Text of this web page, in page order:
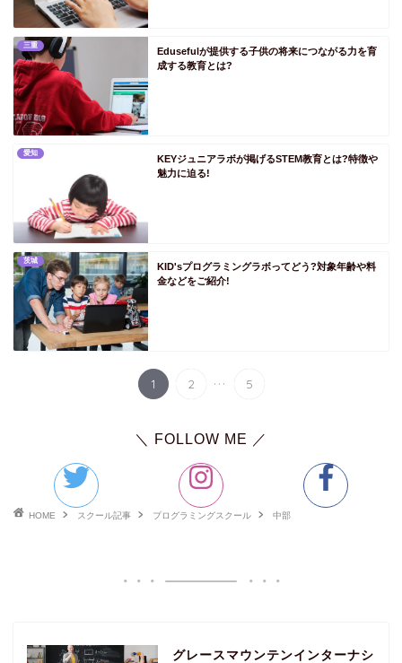
三重
Edusefulが提供する子供の将来につながる力を育
成する教育とは?
愛知
KEYジュニアラボが掲げるSTEM教育とは?特徴や
魅力に迫る!
茨城
KID'sプログラミングラボってどう?対象年齢や料
金などをご紹介!
1 2 ... 5
＼ FOLLOW ME ／
HOME スクール記事 プログラミングスクール 中部
グレースマウンテンインターナシ